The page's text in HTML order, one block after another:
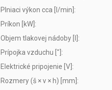
Plniaci výkon cca [l/min] :
Príkon [kW] :
Objem tlakovej nádoby [l] :
Prípojka vzduchu ["] :
Elektrické pripojenie [V] :
Rozmery (š × v × h) [mm] :